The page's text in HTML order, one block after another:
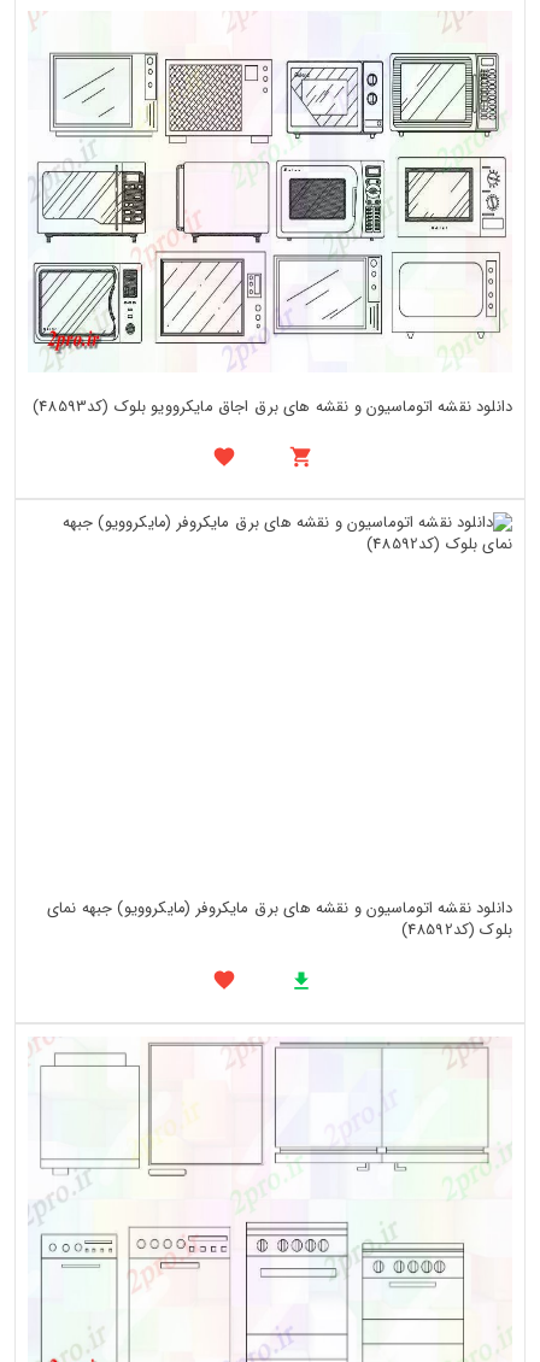
دانلود نقشه اتوماسیون و نقشه های برق اجاق مایکروویو بلوک (کد48593)
دانلود نقشه اتوماسیون و نقشه های برق مایکروفر (مایکروویو) جبهه نمای
بلوک (کد48592)